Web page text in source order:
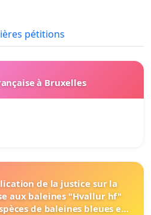
pétitions
à Bruxelles
de la justice sur la
aux baleines "Hvallur hf"
de baleines bleues en